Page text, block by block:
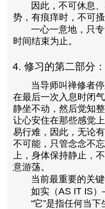
因此，不可休息
势，有痕痒时，不可搔
一心一意地，只
时间结束为止。
4.修习的第二部分
当导师叫禅修者
在最后一次入息时闭
静坐不动，然后觉知
让心安住在那些感觉
易行难，因此，无论
不可能，只管念念不
上，身体保持静止，
意游荡。
当前最重要的关键
如实（AS IT IS）
“它”是指任何当